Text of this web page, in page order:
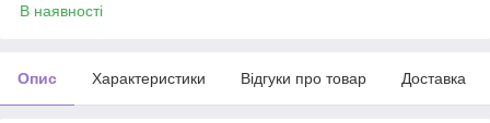
В наявності
Опис Характеристики Відгуки про товар Доставка